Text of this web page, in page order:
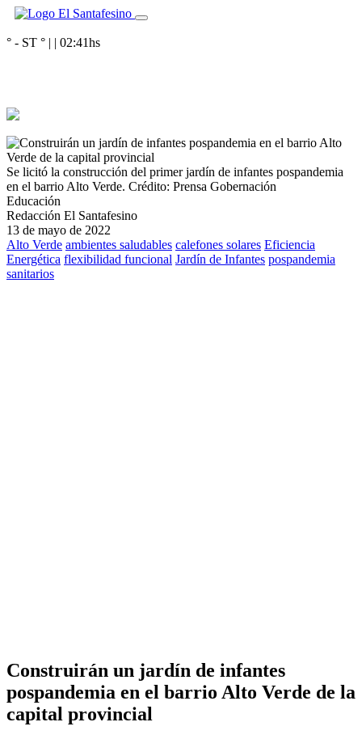
° - ST ° | | 02:41hs
Se licitó la construcción del primer jardín de infantes pospandemia
en el barrio Alto Verde. Crédito: Prensa Gobernación
Educación
Redacción El Santafesino
13 de mayo de 2022
Alto Verde ambientes saludables calefones solares Eficiencia
Energética flexibilidad funcional Jardín de Infantes pospandemia
sanitarios
Construirán un jardín de infantes
pospandemia en el barrio Alto Verde de la
capital provincial